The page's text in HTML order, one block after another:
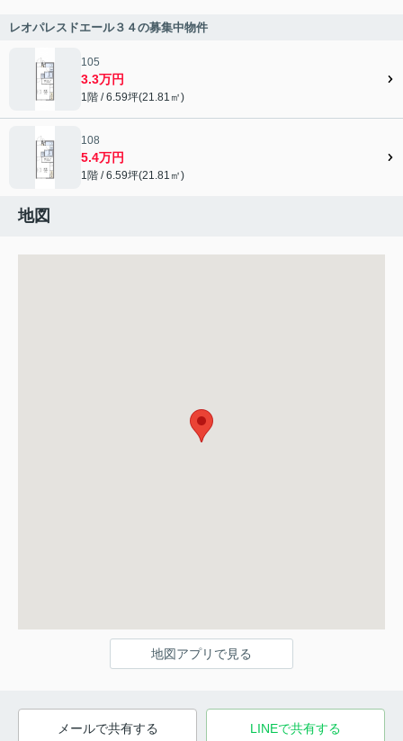
レオパレスドエール３４の募集中物件
105
3.3万円
1階 / 6.59坪(21.81㎡)
108
5.4万円
1階 / 6.59坪(21.81㎡)
地図
地図アプリで見る
メールで共有する LINEで共有する